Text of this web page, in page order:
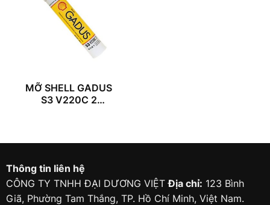
MỠ SHELL GADUS
S3 V220C 2
Thông tin liên hệ
CÔNG TY TNHH ĐẠI DƯƠNG VIỆTĐịa chỉ: 123 Bình
Giã, Phường Tam Thắng, TP. Hồ Chí Minh, Việt Nam.